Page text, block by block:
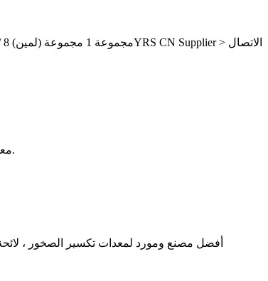
2024717· 3. معدات التكسير الثلاثية / معدات التكسير الدقيقة بعد التكسير الأولي والثانوي، يتم تحويل الحجارة الكبيرة إلى جزيئات حجرية تامة الصنع.